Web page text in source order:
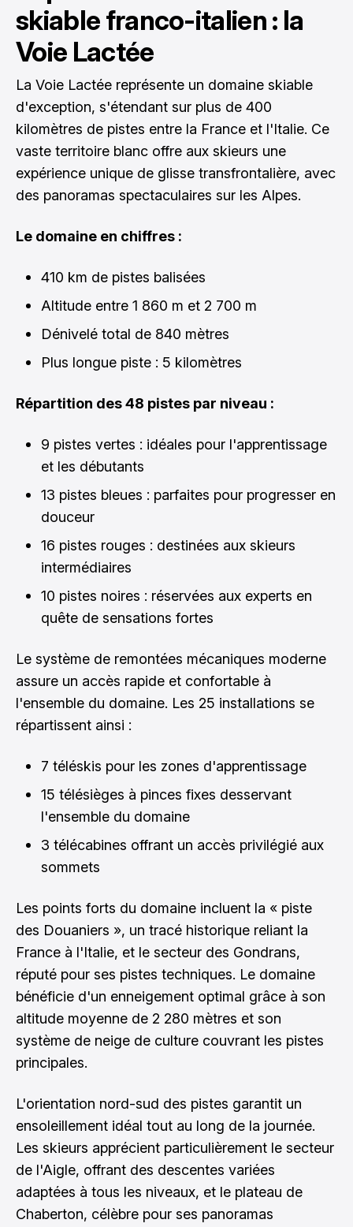
skiable franco-italien : la
Voie Lactée
La Voie Lactée représente un domaine skiable
d'exception, s'étendant sur plus de 400
kilomètres de pistes entre la France et l'Italie. Ce
vaste territoire blanc offre aux skieurs une
expérience unique de glisse transfrontalière, avec
des panoramas spectaculaires sur les Alpes.
Le domaine en chiffres :
410 km de pistes balisées
Altitude entre 1 860 m et 2 700 m
Dénivelé total de 840 mètres
Plus longue piste : 5 kilomètres
Répartition des 48 pistes par niveau :
9 pistes vertes : idéales pour l'apprentissage
et les débutants
13 pistes bleues : parfaites pour progresser en
douceur
16 pistes rouges : destinées aux skieurs
intermédiaires
10 pistes noires : réservées aux experts en
quête de sensations fortes
Le système de remontées mécaniques moderne
assure un accès rapide et confortable à
l'ensemble du domaine. Les 25 installations se
répartissent ainsi :
7 téléskis pour les zones d'apprentissage
15 télésièges à pinces fixes desservant
l'ensemble du domaine
3 télécabines offrant un accès privilégié aux
sommets
Les points forts du domaine incluent la « piste
des Douaniers », un tracé historique reliant la
France à l'Italie, et le secteur des Gondrans,
réputé pour ses pistes techniques. Le domaine
bénéficie d'un enneigement optimal grâce à son
altitude moyenne de 2 280 mètres et son
système de neige de culture couvrant les pistes
principales.
L'orientation nord-sud des pistes garantit un
ensoleillement idéal tout au long de la journée.
Les skieurs apprécient particulièrement le secteur
de l'Aigle, offrant des descentes variées
adaptées à tous les niveaux, et le plateau de
Chaberton, célèbre pour ses panoramas